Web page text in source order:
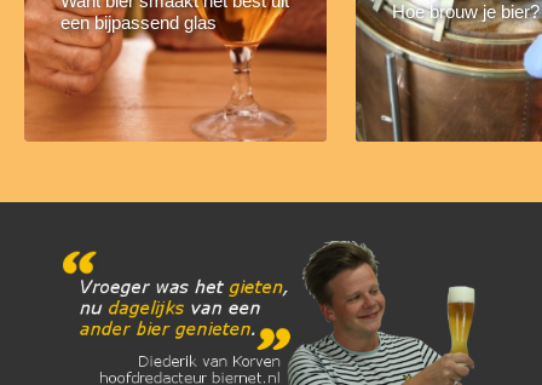
een bijpassend glas
Hoe brouw je bier?